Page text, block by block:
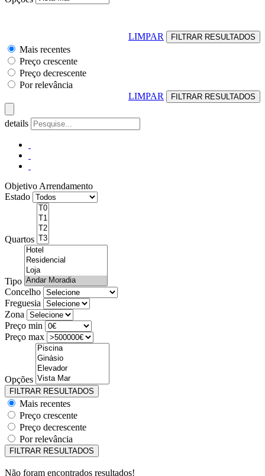
LIMPAR
Mais recentes
Preço crescente
Preço decrescente
Por relevância
LIMPAR
details
Objetivo Arrendamento
Estado
Quartos
Tipo
Concelho
Freguesia
Zona
Preço min
Preço max
Opções
Mais recentes
Preço crescente
Preço decrescente
Por relevância
Não foram encontrados resultados!